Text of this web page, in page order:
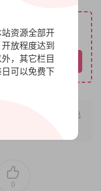
，转载请注明出
0
资源全部开
放程度达到
，其它栏目
可以免费下